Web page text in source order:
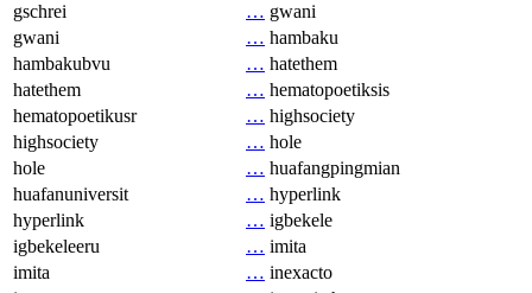
gschrei
… gwani
gwani
… hambaku
hambakubvu
… hatethem
hatethem
… hematopoetiksis
hematopoetikusr
… highsociety
highsociety
… hole
hole
… huafangpingmian
huafanuniversit
… hyperlink
hyperlink
… igbekele
igbekeleeru
… imita
imita
… inexacto